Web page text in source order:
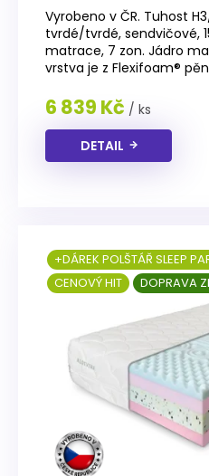
hodnocení
produktu
je
4,2
z
5
hvězdiček.
Vyrobeno v ČR. Tuhost
tvrdé/tvrdé, sendvičové,
matrace, 7 zon. Jádro
vrstva je z Flexifoam®
6 839 Kč / ks
DETAIL
+DÁREK POLŠTÁŘ SLEEP
CENOVÝ HIT
DOPRAVA